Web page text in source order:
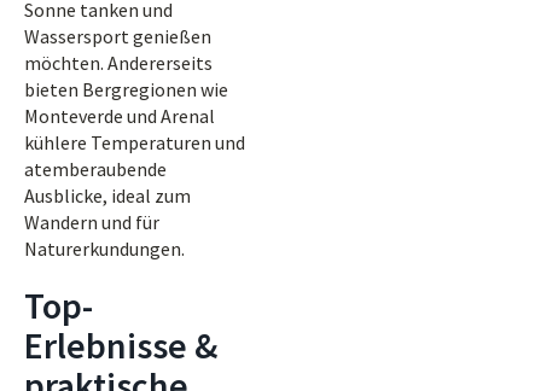
Sonne tanken und
Wassersport genießen
möchten. Andererseits
bieten Bergregionen wie
Monteverde und Arenal
kühlere Temperaturen und
atemberaubende
Ausblicke, ideal zum
Wandern und für
Naturerkundungen.
Top-
Erlebnisse &